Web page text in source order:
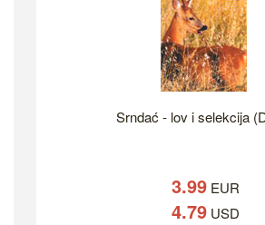
Srndać - lov i selekcija
3.99 EUR
4.79 USD